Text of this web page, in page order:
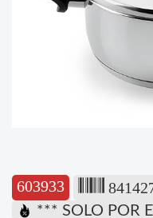
603933
*** SOLO POR